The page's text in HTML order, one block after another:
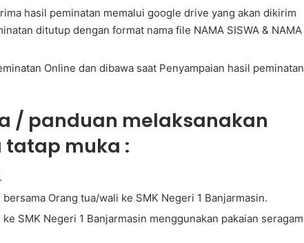
hasil peminatan memalui google drive yang akan dikirim
ditutup dengan format nama file NAMA SISWA & NAMA
Online dan dibawa saat Penyampaian hasil peminatan
/ panduan melaksanakan
tatap muka :
Orang tua/wali ke SMK Negeri 1 Banjarmasin.
SMK Negeri 1 Banjarmasin menggunakan pakaian seragam